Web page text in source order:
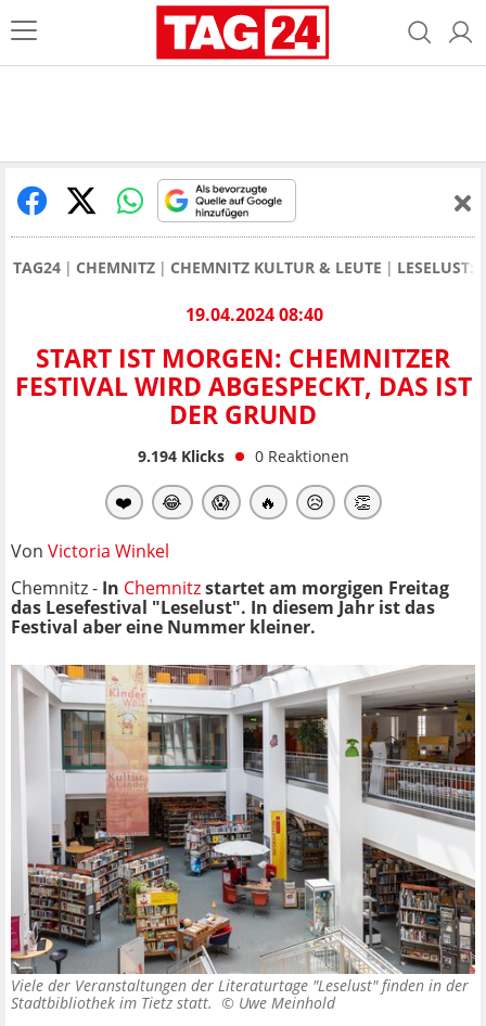
TAG24 CHEMNITZ CHEMNITZ KULTUR & LEUTE LESELUST:
19.04.2024 08:40
START IST MORGEN: CHEMNITZER
FESTIVAL WIRD ABGESPECKT, DAS IST
DER GRUND
9.194Klicks 0 Reaktionen
❤️ 😂 😱 🔥 😥 👏
Von Victoria Winkel
Chemnitz - In Chemnitzstartet am morgigen Freitag
das Lesefestival "Leselust". In diesem Jahr ist das
Festival aber eine Nummer kleiner.
Viele der Veranstaltungen der Literaturtage "Leselust" finden in der
Stadtbibliothek im Tietz statt. © Uwe Meinhold